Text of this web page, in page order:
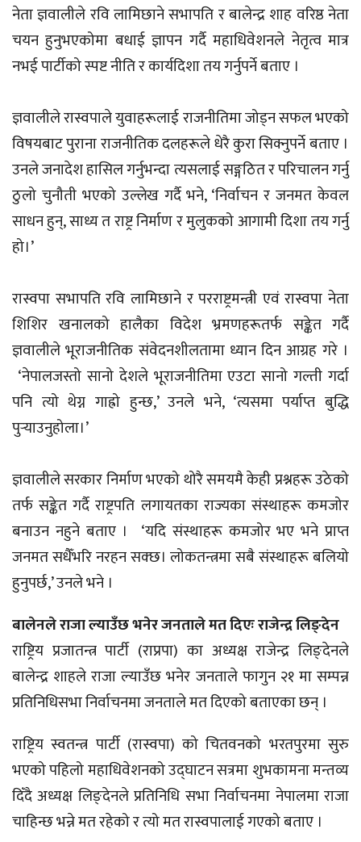
नेता ज्ञवालीले रवि लामिछाने सभापति र बालेन्द्र शाह वरिष्ठ नेता
चयन हुनुभएकोमा बधाई ज्ञापन गर्दै महाधिवेशनले नेतृत्व मात्र
नभई पार्टीको स्पष्ट नीति र कार्यदिशा तय गर्नुपर्ने बताए ।
ज्ञवालीले रास्वपाले युवाहरूलाई राजनीतिमा जोड्न सफल भएको
विषयबाट पुराना राजनीतिक दलहरूले धेरै कुरा सिक्नुपर्ने बताए ।
उनले जनादेश हासिल गर्नुभन्दा त्यसलाई सङ्गठित र परिचालन गर्नु
ठुलो चुनौती भएको उल्लेख गर्दै भने, ‘निर्वाचन र जनमत केवल
साधन हुन्, साध्य त राष्ट्र निर्माण र मुलुकको आगामी दिशा तय गर्नु
हो।’
रास्वपा सभापति रवि लामिछाने र परराष्ट्रमन्त्री एवं रास्वपा नेता
शिशिर खनालको हालैका विदेश भ्रमणहरूतर्फ सङ्केत गर्दै
ज्ञवालीले भूराजनीतिक संवेदनशीलतामा ध्यान दिन आग्रह गरे ।
‘नेपालजस्तो सानो देशले भूराजनीतिमा एउटा सानो गल्ती गर्दा
पनि त्यो थेग्न गाह्रो हुन्छ,’ उनले भने, ‘त्यसमा पर्याप्त बुद्धि
पुर्‍याउनुहोला।’
ज्ञवालीले सरकार निर्माण भएको थोरै समयमै केही प्रश्नहरू उठेको
तर्फ सङ्केत गर्दै राष्ट्रपति लगायतका राज्यका संस्थाहरू कमजोर
बनाउन नहुने बताए । ‘यदि संस्थाहरू कमजोर भए भने प्राप्त
जनमत सधैँभरि नरहन सक्छ। लोकतन्त्रमा सबै संस्थाहरू बलियो
हुनुपर्छ,’ उनले भने ।
बालेनले राजा ल्याउँछ भनेर जनताले मत दिएः राजेन्द्र लिङ्देन
राष्ट्रिय प्रजातन्त्र पार्टी (राप्रपा) का अध्यक्ष राजेन्द्र लिङ्देनले
बालेन्द्र शाहले राजा ल्याउँछ भनेर जनताले फागुन २१ मा सम्पन्न
प्रतिनिधिसभा निर्वाचनमा जनताले मत दिएको बताएका छन् ।
राष्ट्रिय स्वतन्त्र पार्टी (रास्वपा) को चितवनको भरतपुरमा सुरु
भएको पहिलो महाधिवेशनको उद्घाटन सत्रमा शुभकामना मन्तव्य
दिँदै अध्यक्ष लिङ्देनले प्रतिनिधि सभा निर्वाचनमा नेपालमा राजा
चाहिन्छ भन्ने मत रहेको र त्यो मत रास्वपालाई गएको बताए ।